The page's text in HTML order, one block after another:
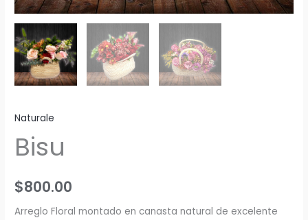
Naturale
Bisu
$800.00
Arreglo Floral montado en canasta natural de excelente